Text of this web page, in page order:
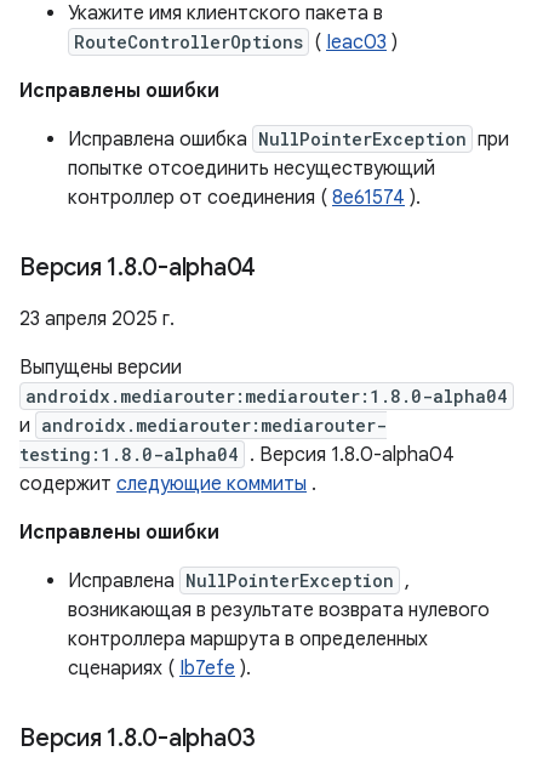
Укажите имя клиентского пакета в
RouteControllerOptions ( Ieac03 )
Исправлены ошибки
Исправлена ​​ошибка NullPointerException при
попытке отсоединить несуществующий
контроллер от соединения ( 8e61574 ).
Версия 1.8.0-alpha04
23 апреля 2025 г.
Выпущены версии
androidx.mediarouter:mediarouter:1.8.0-alpha04
и androidx.mediarouter:mediarouter-
testing:1.8.0-alpha04 . Версия 1.8.0-alpha04
содержит следующие коммиты .
Исправлены ошибки
Исправлена NullPointerException ,
возникающая в результате возврата нулевого
контроллера маршрута в определенных
сценариях ( Ib7efe ).
Версия 1.8.0-alpha03